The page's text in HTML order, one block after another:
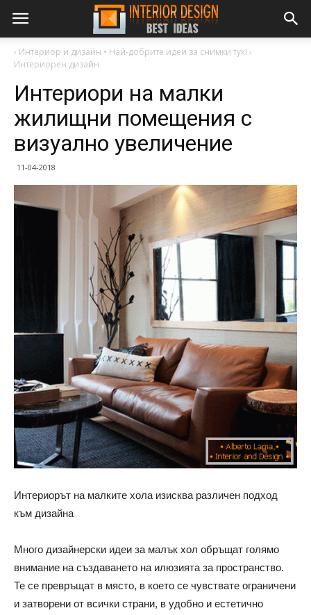
› Интериор и дизайн • Най-добрите идеи за снимки тук! ›
Интериорен дизайн
Интериори на малки
жилищни помещения с
визуално увеличение
11-04-2018
Интериорът на малките хола изисква различен подход
към дизайна
Много дизайнерски идеи за малък хол обръщат голямо
внимание на създаването на илюзията за пространство.
Те се превръщат в място, в което се чувствате ограничени
и затворени от всички страни, в удобно и естетично